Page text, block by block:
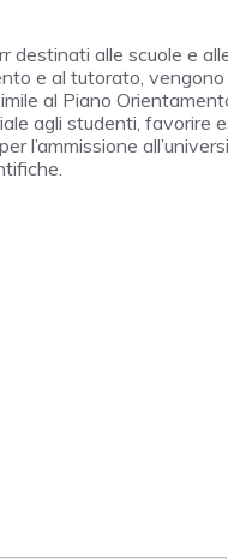
destinati alle scuole e
e al tutorato,
al Piano
agli studenti,
l’ammissione